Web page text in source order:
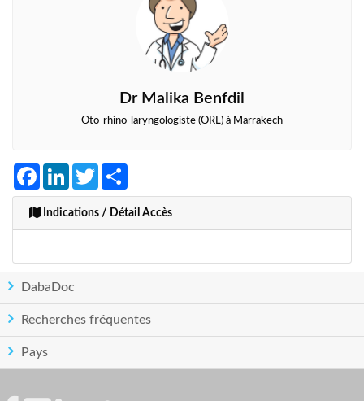
Dr Malika Benfdil
Oto-rhino-laryngologiste (ORL) à Marrakech
FacebookLinkedInTwitter
Indications / Détail Accès
DabaDoc
Recherches fréquentes
Pays